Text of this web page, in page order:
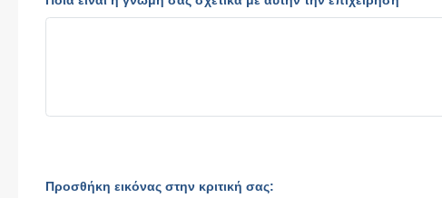
Προσθήκη εικόνας στην κριτική σας: